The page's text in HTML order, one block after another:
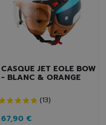
CASQUE JET EOLE BOW
- BLANC & ORANGE
(13)
67,90 €